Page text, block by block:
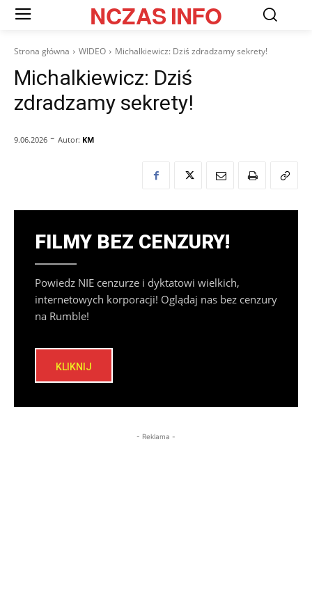
NCZASINFO
Strona główna WIDEO Michalkiewicz: Dziś zdradzamy sekrety!
Michalkiewicz: Dziś
zdradzamy sekrety!
9.06.2026 - Autor: KM
FILMY BEZ CENZURY!
Powiedz NIE cenzurze i dyktatowi wielkich,
internetowych korporacji! Oglądaj nas bez cenzury
na Rumble!
KLIKNIJ
- Reklama -